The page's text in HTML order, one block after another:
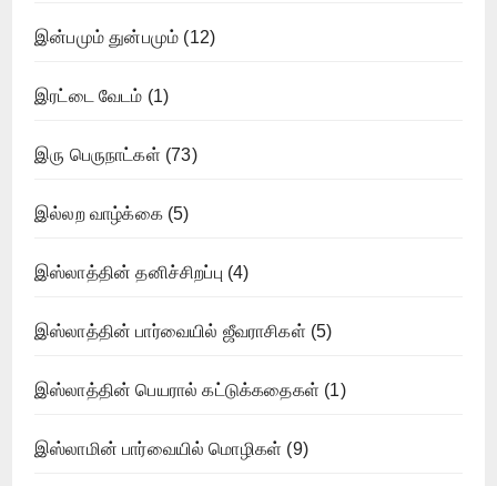
இன்பமும் துன்பமும் (12)
இரட்டை வேடம் (1)
இரு பெருநாட்கள் (73)
இல்லற வாழ்க்கை(5)
இஸ்லாத்தின் தனிச்சிறப்பு (4)
இஸ்லாத்தின் பார்வையில் ஜீவராசிகள் (5)
இஸ்லாத்தின் பெயரால் கட்டுக்கதைகள் (1)
இஸ்லாமின் பார்வையில் மொழிகள் (9)